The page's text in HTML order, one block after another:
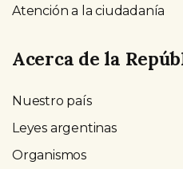
Atención a la ciudadanía
Acerca de la
Nuestro país
Leyes argentinas
Organismos